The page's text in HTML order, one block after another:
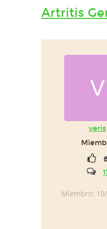
Artritis
V
veris
8
11
Miembro: